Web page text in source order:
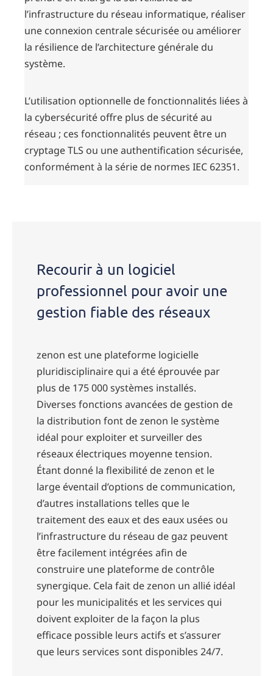
l’infrastructure du réseau informatique, réaliser
une connexion centrale sécurisée ou améliorer
la résilience de l’architecture générale du
système.
L’utilisation optionnelle de fonctionnalités liées à
la cybersécurité offre plus de sécurité au
réseau ; ces fonctionnalités peuvent être un
cryptage TLS ou une authentification sécurisée,
conformément à la série de normes IEC 62351.
Recourir à un logiciel
professionnel pour avoir une
gestion fiable des réseaux
zenon est une plateforme logicielle
pluridisciplinaire qui a été éprouvée par
plus de 175 000 systèmes installés.
Diverses fonctions avancées de gestion de
la distribution font de zenon le système
idéal pour exploiter et surveiller des
réseaux électriques moyenne tension.
Étant donné la flexibilité de zenon et le
large éventail d’options de communication,
d’autres installations telles que le
traitement des eaux et des eaux usées ou
l’infrastructure du réseau de gaz peuvent
être facilement intégrées afin de
construire une plateforme de contrôle
synergique. Cela fait de zenon un allié idéal
pour les municipalités et les services qui
doivent exploiter de la façon la plus
efficace possible leurs actifs et s’assurer
que leurs services sont disponibles 24/7.